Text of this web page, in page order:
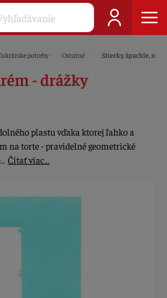
potreby Ostatné Stierky, špachle, nože
- drážky
plastu vďaka ktorej ľahko a
na torte - pravidelné geometrické
Čítať viac…